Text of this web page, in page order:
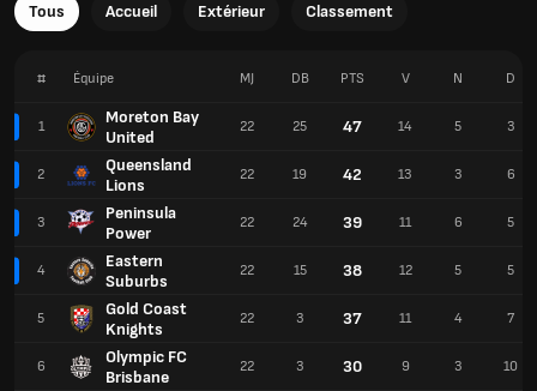
Tous Accueil Extérieur Classement
# Équipe
1
Moreton Bay
United
2
Queensland
Lions
3
Peninsula
Power
4
Eastern
Suburbs
5
Gold Coast
Knights
6
Olympic FC
Brisbane
MJ DB PTS V N D
22 25 47 14 5 3
22 19 42 13 3 6
22 24 39 11 6 5
22 15 38 12 5 5
22 3 37 11 4 7
22 3 30 9 3 10